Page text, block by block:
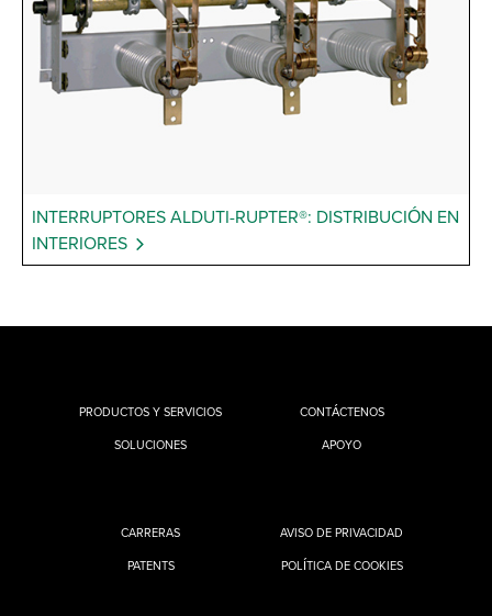
INTERRUPTORES ALDUTI-RUPTER®: DISTRIBUCIÓN EN
INTERIORES
PRODUCTOS Y SERVICIOS
SOLUCIONES
CONTÁCTENOS
APOYO
CARRERAS
PATENTS
AVISO DE PRIVACIDAD
POLÍTICA DE COOKIES